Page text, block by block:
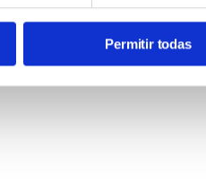
Permitir todas